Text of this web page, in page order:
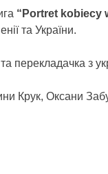
“Portret kobiecy
та України.
перекладачка з
Крук, Оксани